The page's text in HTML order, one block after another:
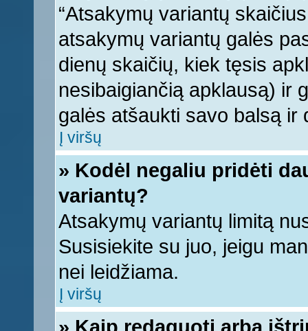
“Atsakymų variantų
atsakymų variantų galės
dienų skaičių, kiek tęsis
nesibaigiančią apklausą) ir
galės atšaukti savo balsą ir
Į viršų
» Kodėl negaliu pridėti
variantų?
Atsakymų variantų limitą
Susisiekite su juo, jeigu
nei leidžiama.
Į viršų